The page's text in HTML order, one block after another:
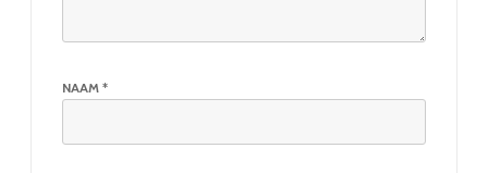
NAAM *